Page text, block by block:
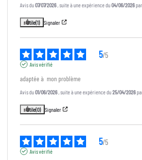
Avis du07/07/2026 , suite à une expérience du04/06/2026par
Utile(1) Signaler
5/5
Avis vérifié
adaptée à  mon problème
Avis du01/06/2026 , suite à une expérience du25/04/2026
Utile(0) Signaler
5/5
Avis vérifié